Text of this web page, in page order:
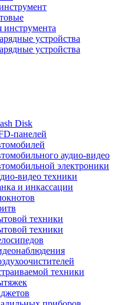
инструмента
устройства
устройства
Disk
панелей
аудио-видео
электроники
видео техники
и инкассации
техники
техники
техники